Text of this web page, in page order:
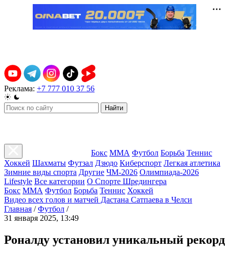
Реклама: +7 777 010 37 56
Найти
Бокс ММА Футбол Борьба Теннис
Хоккей Шахматы Футзал Дзюдо Киберспорт Легкая атлетика
Зимние виды спорта Другие ЧМ-2026 Олимпиада-2026
Lifestyle Все категории О Спорте Шредингера
Бокс ММА Футбол Борьба Теннис Хоккей
Видео всех голов и матчей Дастана Сатпаева в Челси
Главная / Футбол /
31 января 2025, 13:49
Роналду установил уникальный рекорд